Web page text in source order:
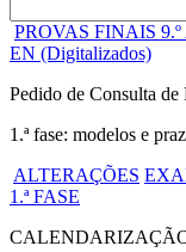
PROVAS FINAIS
EN (Digitalizados)
Pedido de Consulta de
1.ª fase: modelos e
ALTERAÇÕES
1.ª FASE